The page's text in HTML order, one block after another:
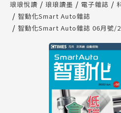
請圖文教學
【公告】琅琅書店服務升
查詢
【公告】因 Readmoo 讀
停部分閱讀服務
琅琅悅讀 琅琅讀墨 電子雜誌
智動化Smart Auto雜誌
智動化Smart Auto雜誌 06月號/